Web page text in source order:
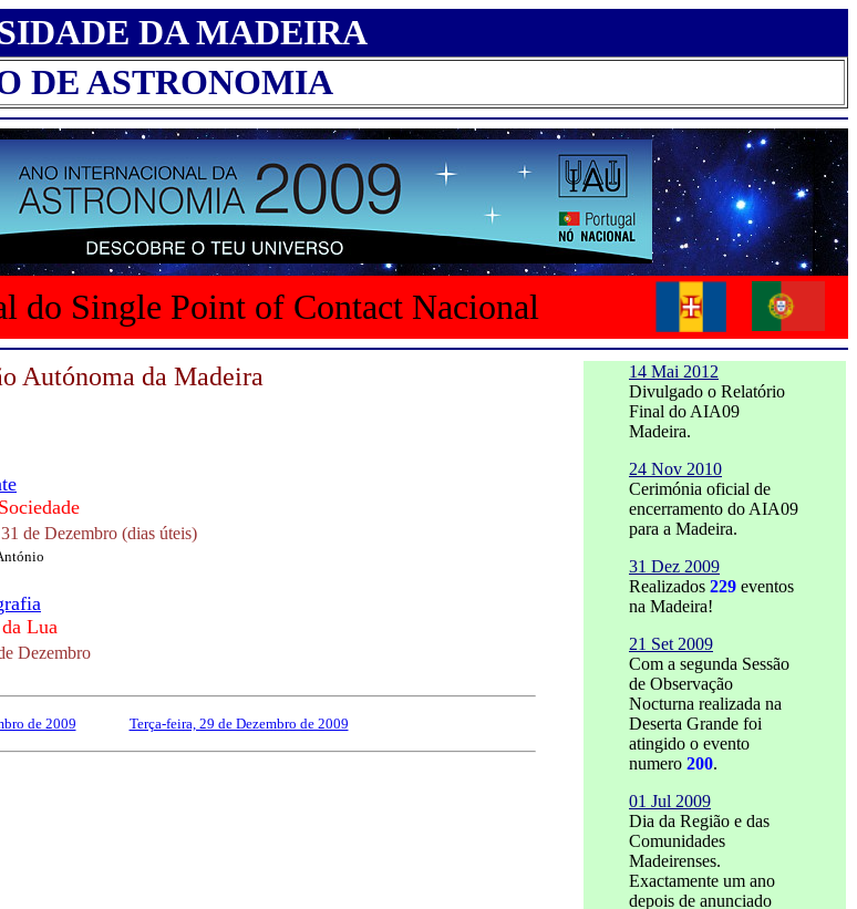
DA MADEIRA
DE ASTRONOMIA
do Single Point of Contact Nacional
Autónoma da Madeira
de Dezembro (dias úteis)
Lua
Dezembro
de 2009 Terça-feira, 29 de Dezembro de 2009
14 Mai 2012
Divulgado o Relatório
Final do AIA09
Madeira.
24 Nov 2010
Cerimónia oficial de
encerramento do AIA09
para a Madeira.
31 Dez 2009
Realizados 229 eventos
na Madeira!
21 Set 2009
Com a segunda Sessão
de Observação
Nocturna realizada na
Deserta Grande foi
atingido o evento
numero 200.
01 Jul 2009
Dia da Região e das
Comunidades
Madeirenses.
Exactamente um ano
depois de anunciado